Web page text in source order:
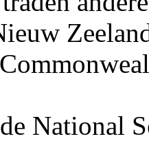
National